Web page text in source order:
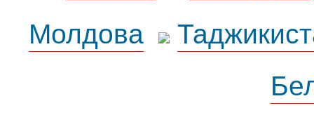
Молдова